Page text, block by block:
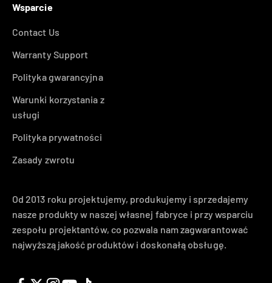
Wsparcie
Contact Us
Warranty Support
Polityka gwarancyjna
Warunki korzystania z
usługi
Polityka prywatności
Zasady zwrotu
Od 2013 roku projektujemy, produkujemy i sprzedajemy
nasze produkty w naszej własnej fabryce i przy wsparciu
zespołu projektantów, co pozwala nam zagwarantować
najwyższą jakość produktów i doskonałą obsługę.